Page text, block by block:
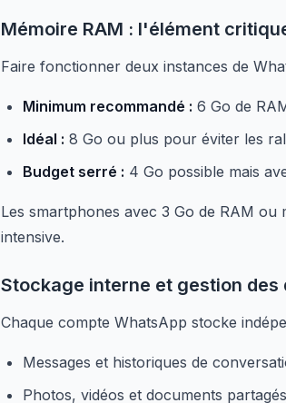
Mémoire RAM : l'élément
Faire fonctionner deux instances de
Minimum recommandé : 6 Go de
Idéal : 8 Go ou plus pour éviter les
Budget serré : 4 Go possible mais
Les smartphones avec 3 Go de RAM
intensive.
Stockage interne et gestion des
Chaque compte WhatsApp stocke
Messages et historiques de
Photos, vidéos et documents partagés